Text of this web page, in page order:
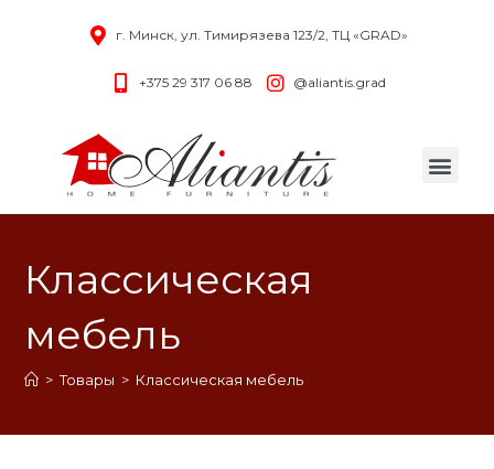
г. Минск, ул. Тимирязева 123/2, ТЦ «GRAD»
+375 29 317 06 88 @aliantis.grad
Классическая
мебель
> Товары > Классическая мебель